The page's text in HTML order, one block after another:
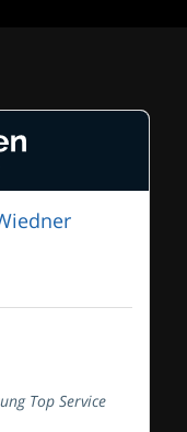
Top Service